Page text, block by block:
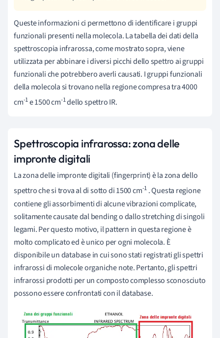
Queste informazioni ci permettono di identificare i gruppi
funzionali presenti nella molecola. La tabella dei dati della
spettroscopia infrarossa, come mostrato sopra, viene
utilizzata per abbinare i diversi picchi dello spettro ai gruppi
funzionali che potrebbero averli causati. I gruppi funzionali
della molecola si trovano nella regione compresa tra 4000
cm-1e 1500 cm-1dello spettro IR.
Spettroscopia infrarossa: zona delle
impronte digitali
La zona delle impronte digitali (fingerprint) è la zona dello
spettro che si trova al di sotto di 1500 cm-1 . Questa regione
contiene gli assorbimenti di alcune vibrazioni complicate,
solitamente causate dal bending o dallo stretching di singoli
legami. Per questo motivo, il pattern in questa regione è
molto complicato ed è unico per ogni molecola. È
disponibile un database in cui sono stati registrati gli spettri
infrarossi di molecole organiche note. Pertanto, gli spettri
infrarossi prodotti per un composto complesso sconosciuto
possono essere confrontati con il database.